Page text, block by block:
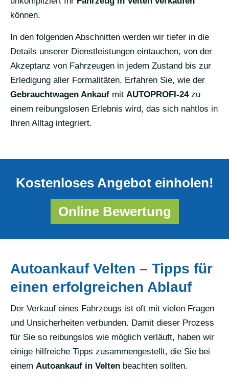
können.
In den folgenden Abschnitten werden wir tiefer in die
Details unserer Dienstleistungen eintauchen, von der
Akzeptanz von Fahrzeugen in jedem Zustand bis zur
Erledigung aller Formalitäten. Erfahren Sie, wie der
Gebrauchtwagen Ankauf mit AUTOPROFI-24zu
einem reibungslosen Erlebnis wird, das sich nahtlos in
Ihren Alltag integriert.
Kostenloses Angebot einholen!
Online Bewertung
Autoankauf Velten – Tipps für
einen erfolgreichen Ablauf
Der Verkauf eines Fahrzeugs ist oft mit vielen Fragen
und Unsicherheiten verbunden. Damit dieser Prozess
für Sie so reibungslos wie möglich verläuft, haben wir
einige hilfreiche Tipps zusammengestellt, die Sie bei
einem Autoankauf in Velten beachten sollten.